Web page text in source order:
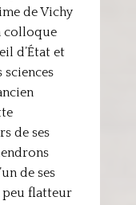
de Vichy
colloque
d’État et
sciences
de ses
de ses
peu flatteur